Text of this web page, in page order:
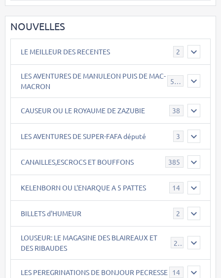
NOUVELLES
LE MEILLEUR DES RECENTES 2
LES AVENTURES DE MANULEON PUIS DE MAC-
MACRON
CAUSEUR OU LE ROYAUME DE ZAZUBIE 38
LES AVENTURES DE SUPER-FAFA député 3
CANAILLES,ESCROCS ET BOUFFONS 385
KELENBORN OU L'ENARQUE A 5 PATTES 14
BILLETS d'HUMEUR 2
LOUSEUR: LE MAGASINE DES BLAIREAUX ET
DES RIBAUDES
LES PEREGRINATIONS DE BONJOUR PECRESSE 14